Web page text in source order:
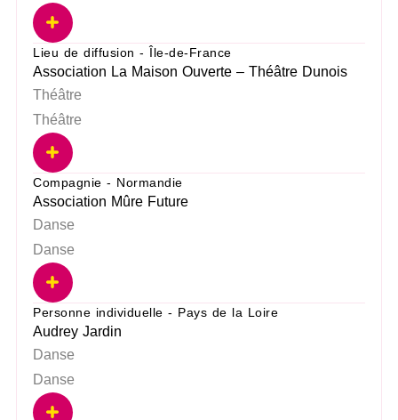
Lieu de diffusion - Île-de-France
Association La Maison Ouverte – Théâtre Dunois
Théâtre
Théâtre
Compagnie - Normandie
Association Mûre Future
Danse
Danse
Personne individuelle - Pays de la Loire
Audrey Jardin
Danse
Danse